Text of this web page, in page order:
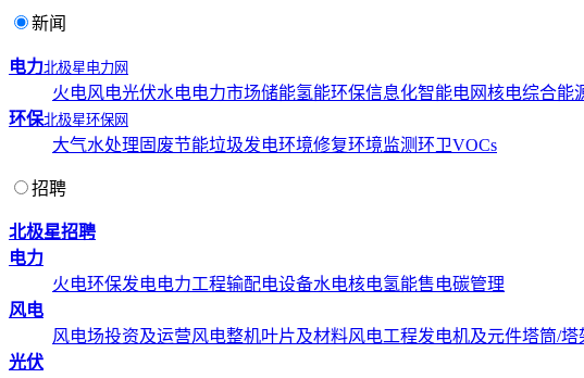
新闻
电力北极星电力网
火电风电光伏水电电力市场储能氢能环保信息化智能电网核电综合能
环保北极星环保网
大气水处理 固废节能垃圾发电环境修复环境监测环卫VOCs
招聘
北极星招聘
电力
火电环保发电电力工程输配电设备水电核电氢能售电碳管理
风电
风电场投资及运营风电整机叶片及材料风电工程发电机及元件塔筒/塔
光伏